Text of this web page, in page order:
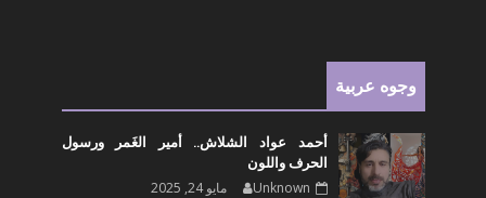
وجوه عربية
أحمد عواد الشلاش.. أمير الغَمر ورسول
الحرف واللون
Unknown مايو 24, 2025